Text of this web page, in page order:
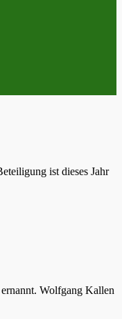
ist dieses Jahr
Wolfgang Kallen